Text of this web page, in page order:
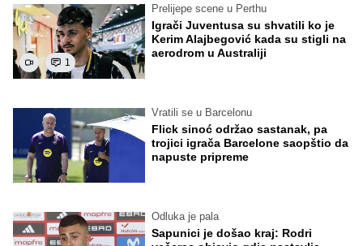
1
Prelijepe scene u Perthu
Igrači Juventusa su shvatili ko je
Kerim Alajbegović kada su stigli na
aerodrom u Australiji
Vratili se u Barcelonu
Flick sinoć održao sastanak, pa
trojici igrača Barcelone saopštio da
napuste pripreme
Odluka je pala
Sapunici je došao kraj: Rodri